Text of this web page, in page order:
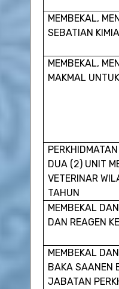
MEMBEKAL,
SEBATIAN
MEMBEKAL,
MAKMAL
DUA (2) UNIT
VETERINAR
TAHUN
MEMBEKAL
DAN REAGEN
MEMBEKAL
BAKA SAANEN
JABATAN